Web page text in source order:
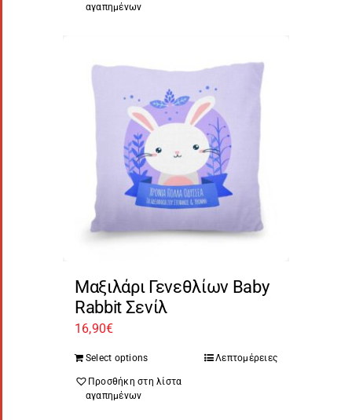
αγαπημένων
Μαξιλάρι Γενεθλίων Baby
Rabbit Σενίλ
16,90€
Select options Λεπτομέρειες
Προσθήκη στη λίστα
αγαπημένων